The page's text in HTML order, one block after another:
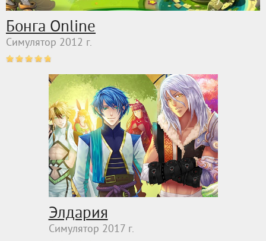
Бонга Online
Симулятор 2012 г.
Элдария
Симулятор 2017 г.